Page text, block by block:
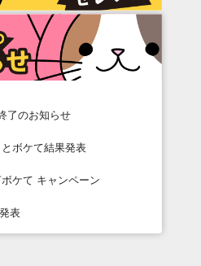
了のお知らせ
ボケて結果発表
ケて キャンペーン
表